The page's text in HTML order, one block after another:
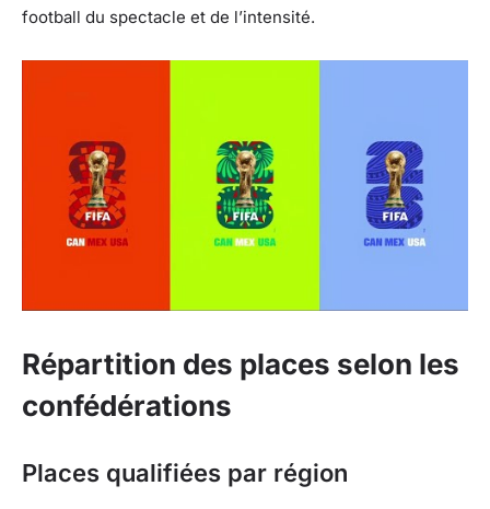
football du spectacle et de l’intensité.
Répartition des places selon les
confédérations
Places qualifiées par région